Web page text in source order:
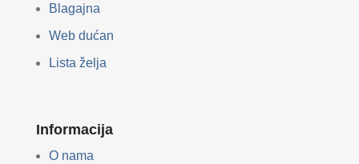
Blagajna
Web dućan
Lista želja
Informacija
O nama